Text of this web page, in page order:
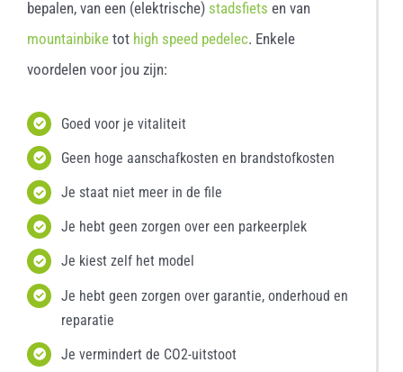
bepalen, van een (elektrische) stadsfiets en van
mountainbiketot high speed pedelec. Enkele
voordelen voor jou zijn:
Goed voor je vitaliteit
Geen hoge aanschafkosten en brandstofkosten
Je staat niet meer in de file
Je hebt geen zorgen over een parkeerplek
Je kiest zelf het model
Je hebt geen zorgen over garantie, onderhoud en
reparatie
Je vermindert de CO2-uitstoot